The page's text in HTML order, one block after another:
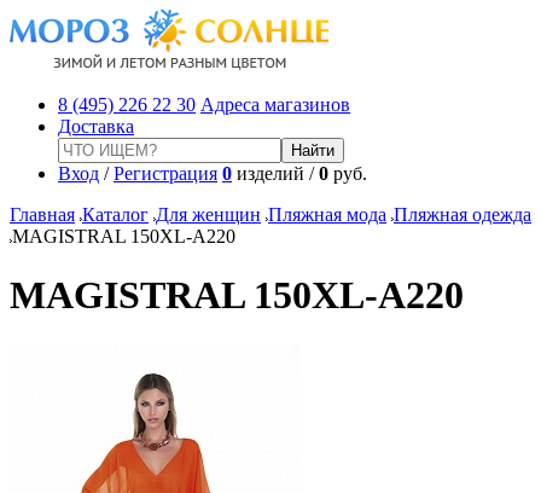
8 (495) 226 22 30 Адреса магазинов
Доставка
Вход /Регистрация 0 изделий /0 руб.
Главная Каталог Для женщин Пляжная мода Пляжная одежда
MAGISTRAL 150XL-A220
MAGISTRAL 150XL-A220